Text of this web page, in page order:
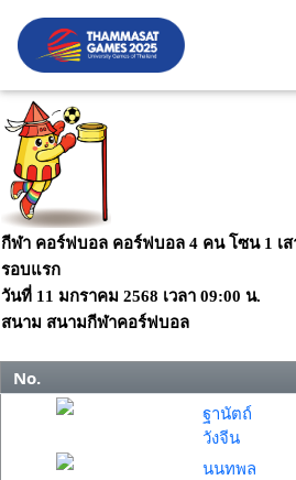
กีฬา คอร์ฟบอล คอร์ฟบอล 4 คน โซน 1 เส
รอบแรก
วันที่ 11 มกราคม 2568 เวลา 09:00 น.
สนาม สนามกีฬาคอร์ฟบอล
No.
ฐานัตถ์
วังจีน
นนทพล